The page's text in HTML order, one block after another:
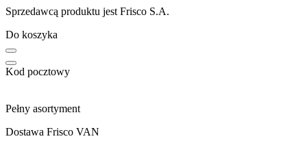
Sprzedawcą produktu jest Frisco S.A.
Do koszyka
Kod pocztowy
Pełny asortyment
Dostawa Frisco VAN